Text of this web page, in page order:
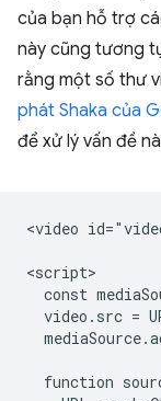
của bạn hỗ trợ
này cũng tương
rằng một số thư
phát Shaka của
để xử lý vấn đề
<video
<script>
const
video.src =
function